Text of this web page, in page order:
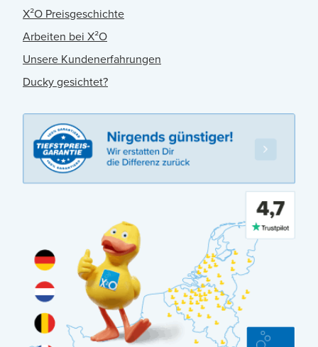
X²O Preisgeschichte
Arbeiten bei X²O
Unsere Kundenerfahrungen
Ducky gesichtet?